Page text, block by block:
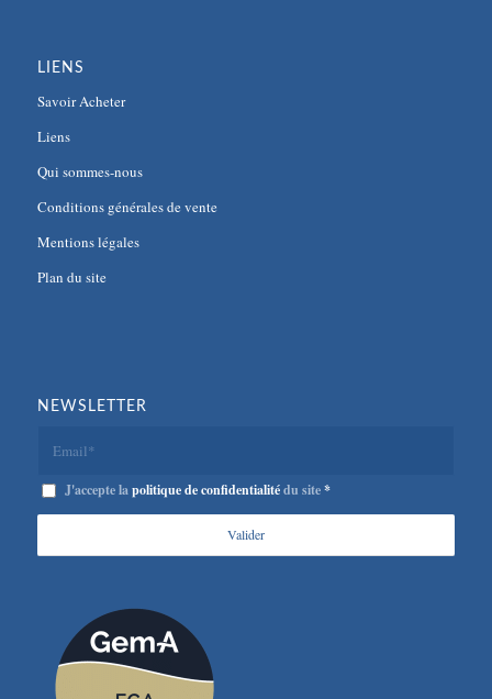
LIENS
Savoir Acheter
Liens
Qui sommes-nous
Conditions générales de vente
Mentions légales
Plan du site
NEWSLETTER
J'accepte lapolitique de confidentialitédu site*